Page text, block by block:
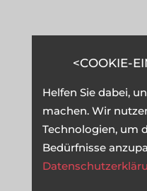
COOKIE-
Helfen Sie dabei,
machen. Wir
Technologien, um
Bedürfnisse